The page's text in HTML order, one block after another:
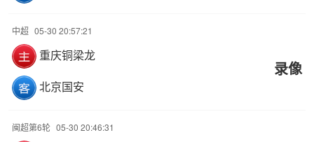
中超 05-30 20:57:21
重庆铜梁龙
北京国安
录像
闽超第6轮 05-30 20:46:31